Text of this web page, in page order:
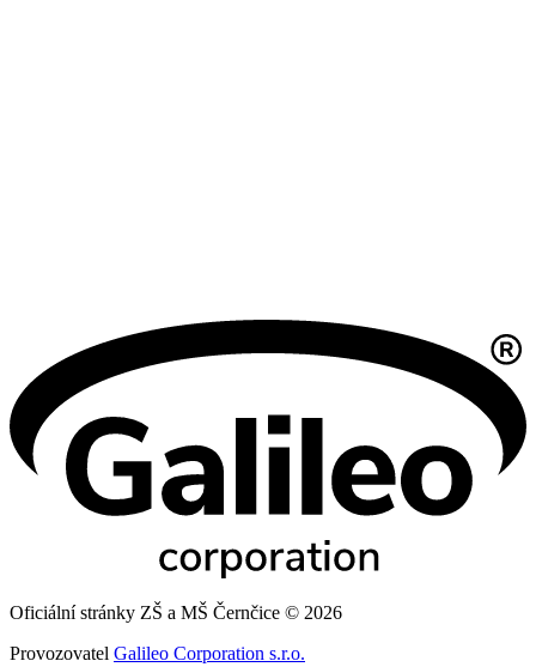
Oficiální stránky ZŠ a MŠ Černčice © 2026
Provozovatel Galileo Corporation s.r.o.